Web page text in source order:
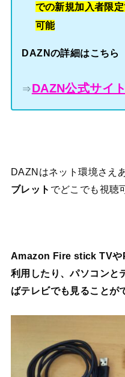
での新規加入者限
可能
DAZNの詳細はこちら
⇒DAZN公式サイト
DAZNはネット環境さえ
ブレット でどこでも視聴
Amazon Fire stick TVや
利用したり、パソコンと
ばテレビでも見ることが